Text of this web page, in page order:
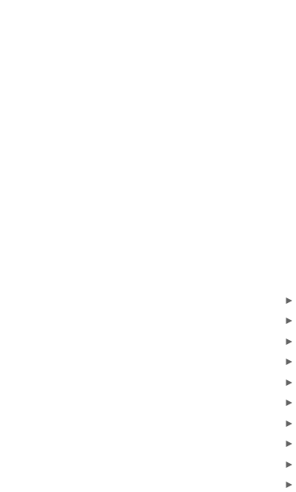
►
►
►
►
►
►
►
►
►
►